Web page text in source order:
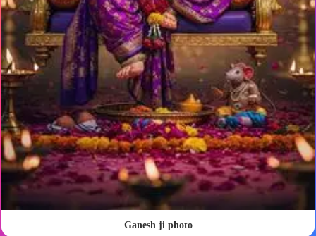
Ganesh ji photo